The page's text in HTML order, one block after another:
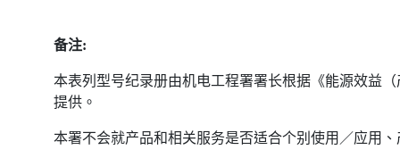
备注:
本表列型号纪录册由机电工程署署长根据《能源效益
提供。
本署不会就产品和相关服务是否适合个别使用／应用